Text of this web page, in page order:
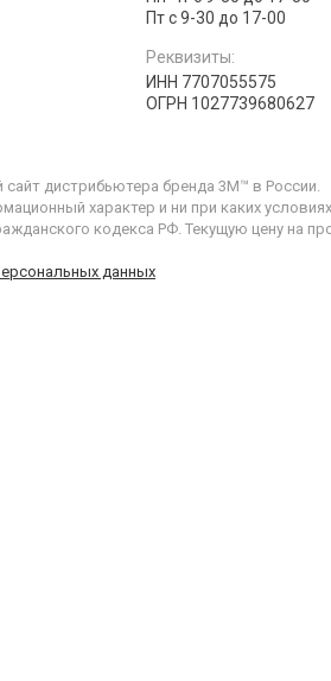
Пт с 9-30 до 17-00
Реквизиты:
ИНН 7707055575
ОГРН 1027739680627
дистрибьютера бренда 3M™ в России.
характер и ни при каких
кодекса РФ. Текущую цену на
данных